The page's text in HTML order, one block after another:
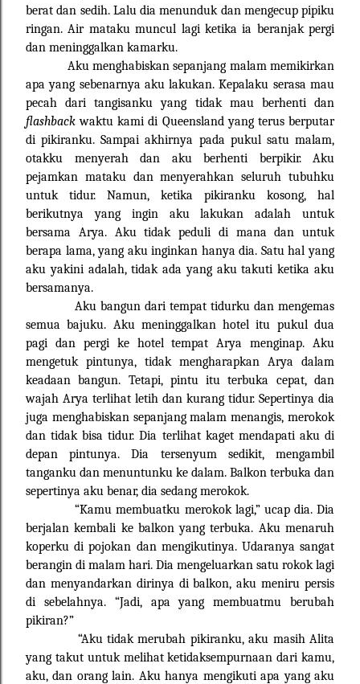
berat dan sedih. Lalu dia menunduk dan mengecup pipiku
ringan. Air mataku muncul lagi ketika ia beranjak pergi
dan meninggalkan kamarku.
Aku menghabiskan sepanjang malam memikirkan
apa yang sebenarnya aku lakukan. Kepalaku serasa mau
pecah dari tangisanku yang tidak mau berhenti dan
flashbackwaktu kami di Queensland yang terus berputar
di pikiranku. Sampai akhirnya pada pukul satu malam,
otakku menyerah dan aku berhenti berpikir. Aku
pejamkan mataku dan menyerahkan seluruh tubuhku
untuk tidur. Namun, ketika pikiranku kosong, hal
berikutnya yang ingin aku lakukan adalah untuk
bersama Arya. Aku tidak peduli di mana dan untuk
berapa lama, yang aku inginkan hanya dia. Satu hal yang
aku yakini adalah, tidak ada yang aku takuti ketika aku
bersamanya.
Aku bangun dari tempat tidurku dan mengemas
semua bajuku. Aku meninggalkan hotel itu pukul dua
pagi dan pergi ke hotel tempat Arya menginap. Aku
mengetuk pintunya, tidak mengharapkan Arya dalam
keadaan bangun. Tetapi, pintu itu terbuka cepat, dan
wajah Arya terlihat letih dan kurang tidur. Sepertinya dia
juga menghabiskan sepanjang malam menangis, merokok
dan tidak bisa tidur. Dia terlihat kaget mendapati aku di
depan pintunya. Dia tersenyum sedikit, mengambil
tanganku dan menuntunku ke dalam. Balkon terbuka dan
sepertinya aku benar, dia sedang merokok.
“Kamu membuatku merokok lagi,” ucap dia. Dia
berjalan kembali ke balkon yang terbuka. Aku menaruh
koperku di pojokan dan mengikutinya. Udaranya sangat
berangin di malam hari. Dia mengeluarkan satu rokok lagi
dan menyandarkan dirinya di balkon, aku meniru persis
di sebelahnya. “Jadi, apa yang membuatmu berubah
pikiran?”
“Aku tidak merubah pikiranku, aku masih Alita
yang takut untuk melihat ketidaksempurnaan dari kamu,
aku, dan orang lain. Aku hanya mengikuti apa yang aku